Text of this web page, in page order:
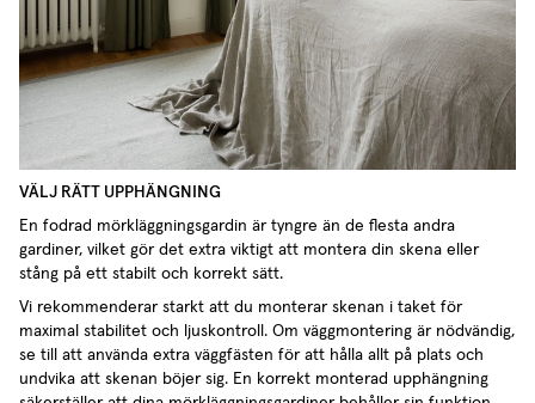
VÄLJ RÄTT UPPHÄNGNING
En fodrad mörkläggningsgardin är tyngre än de flesta andra
gardiner, vilket gör det extra viktigt att montera din skena eller
stång på ett stabilt och korrekt sätt.
Vi rekommenderar starkt att du monterar skenan i taket för
maximal stabilitet och ljuskontroll. Om väggmontering är nödvändig,
se till att använda extra väggfästen för att hålla allt på plats och
undvika att skenan böjer sig. En korrekt monterad upphängning